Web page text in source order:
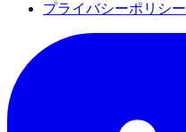
プライバシーポリシー